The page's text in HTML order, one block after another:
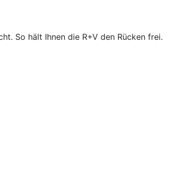
So hält Ihnen die R+V den Rücken frei.